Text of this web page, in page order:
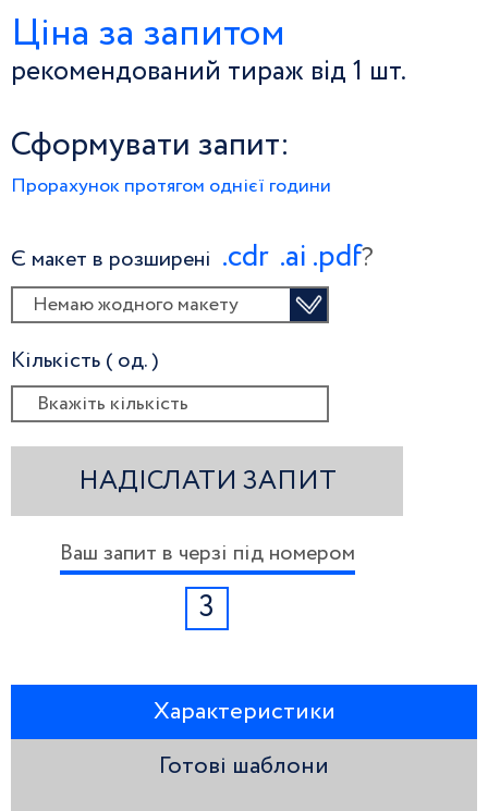
Ціна за запитом
рекомендований тираж від 1 шт.
Сформувати запит:
Прорахунок протягом однієї години
Є макет в розширені .сdr .ai .pdf?
Немаю жодного макету
Кількість ( од. )
НАДІСЛАТИ ЗАПИТ
Ваш запит в черзі під номером
3
Характеристики
Готові шаблони